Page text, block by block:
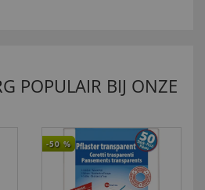
POPULAIR BIJ ONZE
-50 %